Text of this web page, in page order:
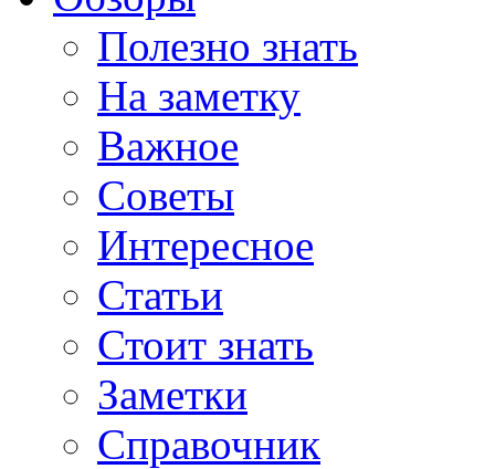
Полезно знать
На заметку
Важное
Советы
Интересное
Статьи
Стоит знать
Заметки
Справочник